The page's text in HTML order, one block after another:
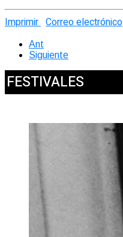
Imprimir Correo electrónico
Ant
Siguiente
FESTIVALES